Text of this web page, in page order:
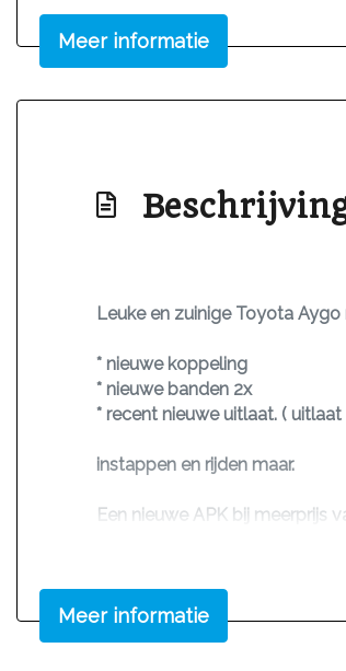
Meer informatie
Leuke en zuinige Toyota
* nieuwe koppeling
* nieuwe banden 2x
* recent nieuwe uitlaat. (
instappen en rijden maar.
Een nieuwe APK bij meerprijs
Bekijk ook onze andere
Meer informatie